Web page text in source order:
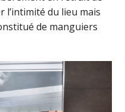
l’intimité du lieu mais
de manguiers